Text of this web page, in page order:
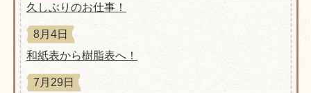
久しぶりのお仕事！
8月4日
和紙表から樹脂表へ！
7月29日